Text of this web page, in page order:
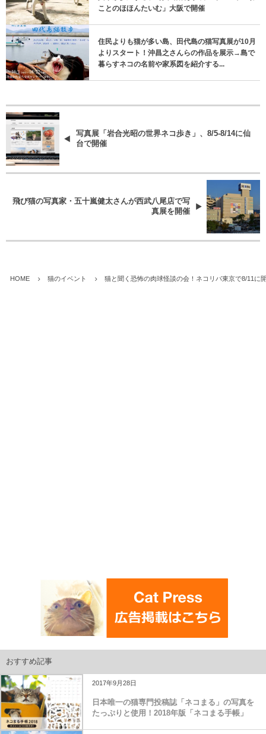
ことのほほんたいむ」大阪で開催
住民よりも猫が多い島、田代島の猫写真展が10月
よりスタート！沖昌之さんらの作品を展示→島で
暮らすネコの名前や家系図を紹介する...
写真展「岩合光昭の世界ネコ歩き」、8/5-8/14に仙
台で開催
飛び猫の写真家・五十嵐健太さんが西武八尾店で写
真展を開催
HOME 猫のイベント 猫と聞く恐怖の肉球怪談の会！ネコリパ東京で8/11に
おすすめ記事
2017年9月28日
日本唯一の猫専門投稿誌「ネコまる」の写真を
たっぷりと使用！2018年版「ネコまる手帳」